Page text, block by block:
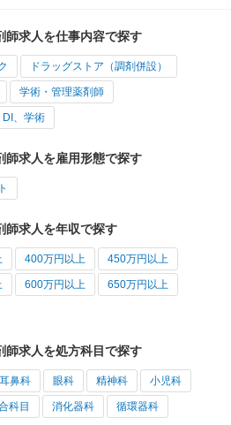
師求人を仕事内容で探す
ドラッグストア（調剤併設）
学術・管理薬剤師
DI、学術
師求人を雇用形態で探す
師求人を年収で探す
400万円以上 450万円以上
600万円以上 650万円以上
師求人を処方科目で探す
耳鼻科 眼科 精神科 小児科
科目 消化器科 循環器科